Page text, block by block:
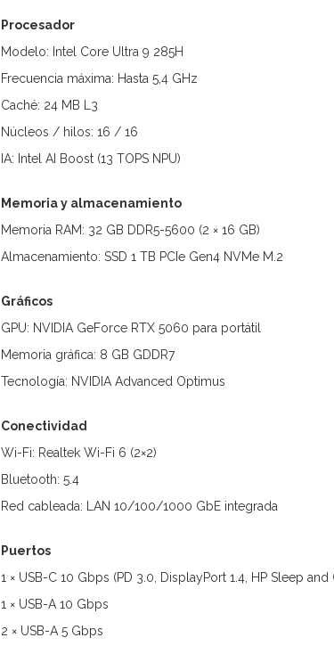
Procesador
Modelo: Intel Core Ultra 9 285H
Frecuencia máxima: Hasta 5,4 GHz
Caché: 24 MB L3
Núcleos / hilos: 16 / 16
IA: Intel AI Boost (13 TOPS NPU)
Memoria y almacenamiento
Memoria RAM: 32 GB DDR5-5600 (2 × 16 GB)
Almacenamiento: SSD 1 TB PCIe Gen4 NVMe M.2
Gráficos
GPU: NVIDIA GeForce RTX 5060 para portátil
Memoria gráfica: 8 GB GDDR7
Tecnología: NVIDIA Advanced Optimus
Conectividad
Wi-Fi: Realtek Wi-Fi 6 (2×2)
Bluetooth: 5.4
Red cableada: LAN 10/100/1000 GbE integrada
Puertos
1 × USB-C 10 Gbps (PD 3.0, DisplayPort 1.4, HP Sleep and
1 × USB-A 10 Gbps
2 × USB-A 5 Gbps